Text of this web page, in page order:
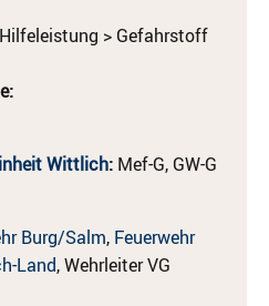
> Gefahrstoff
Wittlich: Mef-G, GW-G
Burg/Salm, Feuerwehr
Land, Wehrleiter VG